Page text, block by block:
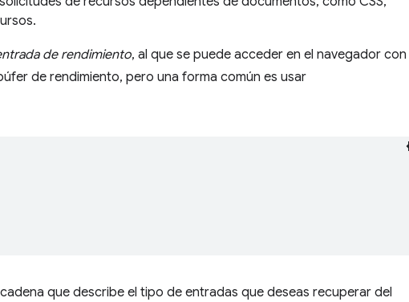
de rendimiento, al que se puede acceder en el navegador con
de rendimiento, pero una forma común es usar
que describe el tipo de entradas que deseas recuperar del